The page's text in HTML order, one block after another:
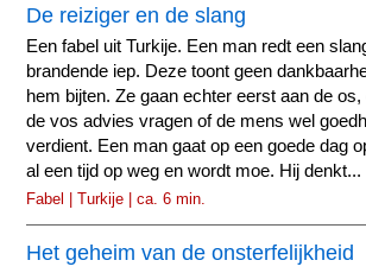
De reiziger en de slang
Een fabel uit Turkije. Een man redt een
brandende iep. Deze toont geen
hem bijten. Ze gaan echter eerst aan de
de vos advies vragen of de mens wel
verdient. Een man gaat op een goede dag
al een tijd op weg en wordt moe. Hij denkt...
Fabel | Turkije | ca. 6 min.
Het geheim van de onsterfelijkheid